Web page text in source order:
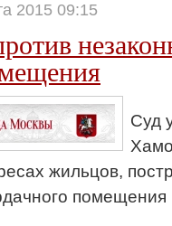
2015 09:15
Суд
жильцов,
помещения